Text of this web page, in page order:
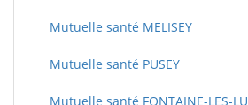
Mutuelle santé MELISEY
Mutuelle santé PUSEY
Mutuelle santé FONTAINE-LES-